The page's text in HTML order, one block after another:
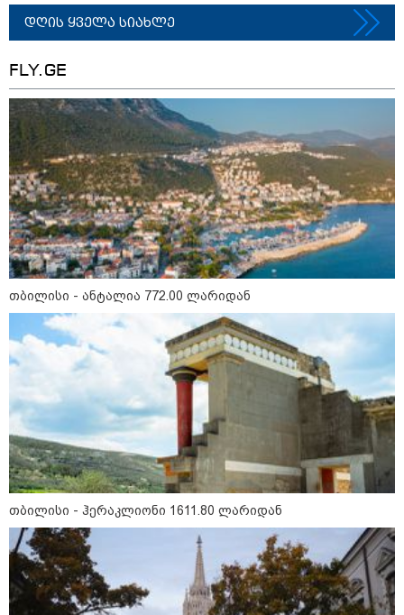
თბილისი - ბუდაპეშტი 940.80
ლარიდან
თბილისი - რომი 751.80 ლარიდან
მნიშვნელოვანი ინფორმაცია
დღის ყველა სიახლე
FLY.GE
თბილისი - ანტალია 772.00 ლარიდან
თბილისი - ჰერაკლიონი 1611.80 ლარიდან